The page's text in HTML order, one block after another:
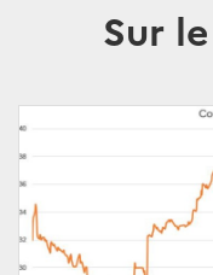
Sur